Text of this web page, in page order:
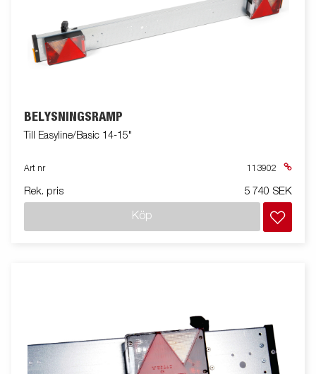
BELYSNINGSRAMP
Till Easyline/Basic 14-15"
Art nr 113902
Rek. pris 5 740 SEK
Köp